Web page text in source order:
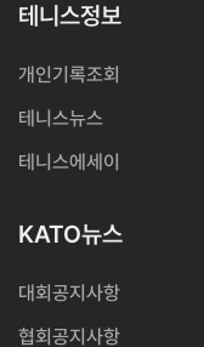
테니스정보
개인기록조회
테니스뉴스
테니스에세이
KATO뉴스
대회공지사항
협회공지사항